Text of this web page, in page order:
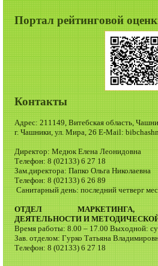
Портал рейтинговой
Контакты
Адрес: 211149, Витебская область,
г. Чашники, ул. Мира, 26 E-Mail:
Директор: Медюк Елена Леонидовна
Телефон: 8 (02133) 6 27 18
Зам.директора: Папко Ольга Николаевна
Телефон: 8 (02133) 6 26 89
Санитарный день: последний четверг
ОТДЕЛ МАРКЕТИНГА,
ДЕЯТЕЛЬНОСТИ И
Время работы: 8.00 – 17.00 Выходной:
Зав. отделом: Гурко Татьяна
Телефон: 8 (02133) 6 27 18